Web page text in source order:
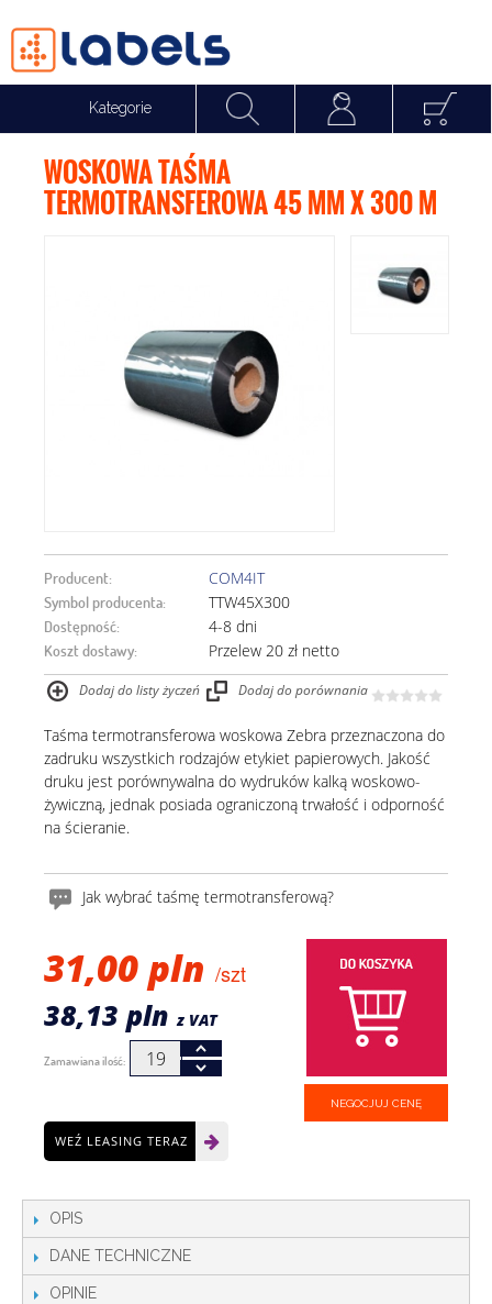
Kategorie
WOSKOWA TAŚMA
TERMOTRANSFEROWA 45 MM X 300 M
Producent: COM4IT
Symbol producenta: TTW45X300
Dostępność: 4-8 dni
Koszt dostawy: Przelew 20 zł netto
Dodaj do listy życzeń Dodaj do porównania
Taśma termotransferowa woskowa Zebra przeznaczona do
zadruku wszystkich rodzajów etykiet papierowych. Jakość
druku jest porównywalna do wydruków kalką woskowo-
żywiczną, jednak posiada ograniczoną trwałość i odporność
na ścieranie.
Jak wybrać taśmę termotransferową?
31,00 pln
38,13 plnz VAT
Zamawiana ilość:
NEGOCJUJ CENĘ
WEŹ LEASING TERAZ
OPIS
DANE TECHNICZNE
OPINIE